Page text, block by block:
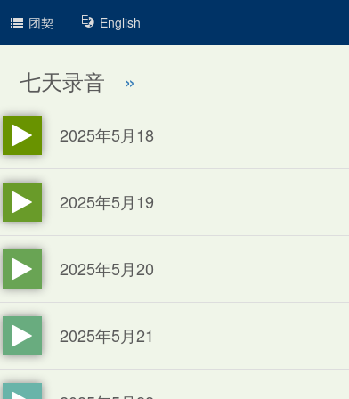
团契 English
七天录音 »
2025年5月18
2025年5月19
2025年5月20
2025年5月21